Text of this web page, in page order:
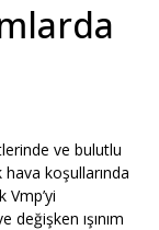
ve bulutlu
koşullarında
değişken ışınım